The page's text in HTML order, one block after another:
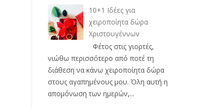
10+1 Ιδέες για
χειροποίητα δώρα
Χριστουγέννων
Φέτος στις γιορτές,
νιώθω περισσότερο από ποτέ τη
διάθεση να κάνω χειροποίητα δώρα
στους αγαπημένους μου. Όλη αυτή η
απομόνωση των ημερών,...